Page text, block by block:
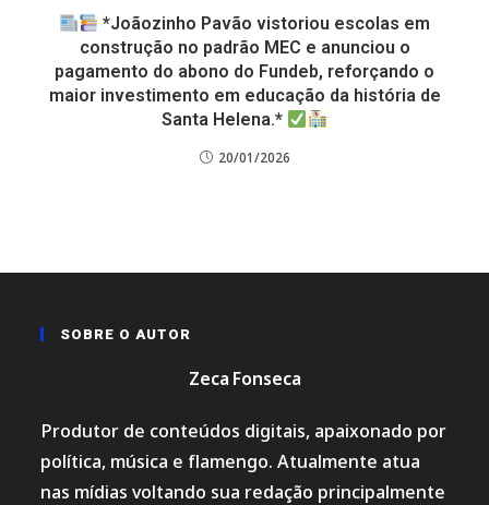
*Joãozinho Pavão vistoriou escolas em
construção no padrão MEC e anunciou o
pagamento do abono do Fundeb, reforçando o
maior investimento em educação da história de
Santa Helena.*
20/01/2026
SOBRE O AUTOR
Zeca Fonseca
Produtor de conteúdos digitais, apaixonado por
política, música e flamengo. Atualmente atua
nas mídias voltando sua redação principalmente